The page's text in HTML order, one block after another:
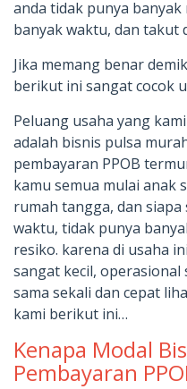
anda tidak punya
banyak waktu, dan takut
Jika memang benar
berikut ini sangat cocok
Peluang usaha yang
adalah bisnis pulsa
pembayaran PPOB
kamu semua mulai anak
rumah tangga, dan
waktu, tidak punya
resiko. karena di usaha
sangat kecil,
sama sekali dan cepat
kami berikut ini…
Kenapa Modal
Pembayaran